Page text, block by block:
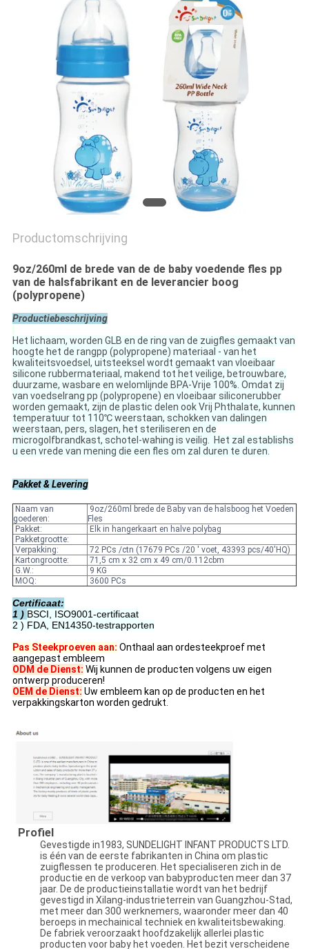
PRIVACY
POLICY
Productomschrijving
9oz/260ml de brede van de de baby voedende fles pp
van de halsfabrikant en de leverancier boog
(polypropene)
Productiebeschrijving
Het lichaam, worden GLB en de ring van de zuigfles gemaakt van
hoogte het de rangpp (polypropene) materiaal - van het
kwaliteitsvoedsel, uitsteeksel wordt gemaakt van vloeibaar
silicone rubbermateriaal, makend tot het veilige, betrouwbare,
duurzame, wasbare en welomlijnde BPA-Vrije 100%. Omdat zij
van voedselrang pp (polypropene) en vloeibaar siliconerubber
worden gemaakt, zijn de plastic delen ook Vrij Phthalate, kunnen
temperatuur tot 110℃ weerstaan, schokken van dalingen
weerstaan, pers, slagen, het steriliseren en de
microgolfbrandkast, schotel-wahing is veilig. Het zal establishs
u een vrede van mening die een fles om zal duren te duren.
Pakket & Levering
Naam van
goederen:
9oz/260ml brede de Baby van de halsboog het Voeden
Fles
Pakket:
Elk in hangerkaart en halve polybag
Pakketgrootte:
Verpakking:
72 PCs /ctn (17679 PCs /20 ' voet, 43393 pcs/40'HQ)
Kartongrootte:
71,5 cm x 32 cm x 49 cm/0.112cbm
G.W.:
9 KG
MOQ:
3600 PCs
Certificaat:
1 ) BSCI, ISO9001-certificaat
2 ) FDA, EN14350-testrapporten
Pas Steekproeven aan: Onthaal aan ordesteekproef met
aangepast embleem
ODM de Dienst: Wij kunnen de producten volgens uw eigen
ontwerp produceren!
OEM de Dienst: Uw embleem kan op de producten en het
verpakkingskarton worden gedrukt.
Profiel
Gevestigde in1983, SUNDELIGHT INFANT PRODUCTS LTD.
is één van de eerste fabrikanten in China om plastic
zuigflessen te produceren. Het specialiseren zich in de
productie en de verkoop van babyproducten meer dan 37
jaar. De de productieinstallatie wordt van het bedrijf
gevestigd in Xilang-industrieterrein van Guangzhou-Stad,
met meer dan 300 werknemers, waaronder meer dan 40
beroeps in mechainical techniek en kwaliteitsbewaking.
De fabriek veroorzaakt hoofdzakelijk allerlei plastic
producten voor baby het voeden. Het bezit verscheidene